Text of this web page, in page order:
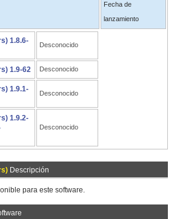
Fecha de
lanzamiento
1.8.6-
Desconocido
1.9-62 Desconocido
1.9.1-
Desconocido
1.9.2-
Desconocido
Descripción
para este software.